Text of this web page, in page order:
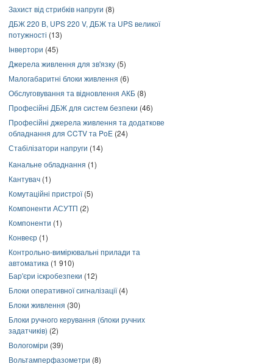
Захист від стрибків напруги (8)
ДБЖ 220 В, UPS 220 V, ДБЖ та UPS великої
потужності (13)
Інвертори (45)
Джерела живлення для зв'язку (5)
Малогабаритні блоки живлення (6)
Обслуговування та відновлення АКБ (8)
Професійні ДБЖ для систем безпеки (46)
Професійні джерела живлення та додаткове
обладнання для CCTV та PoE (24)
Стабілізатори напруги (14)
Канальне обладнання (1)
Кантувач (1)
Комутаційні пристрої(5)
Компоненти АСУТП (2)
Компоненти (1)
Конвеєр (1)
Контрольно-вимірювальні прилади та
автоматика (1 910)
Бар'єри іскробезпеки (12)
Блоки оперативної сигналізації(4)
Блоки живлення (30)
Блоки ручного керування (блоки ручних
задатчиків) (2)
Вологоміри (39)
Вольтамперфазометри (8)